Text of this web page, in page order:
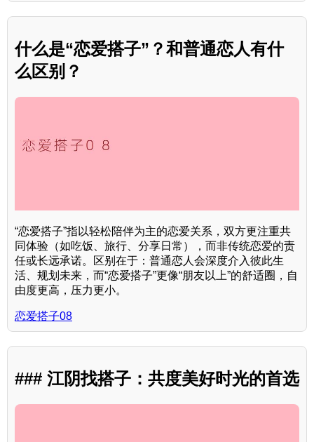
什么是“恋爱搭子”？和普通恋人有什
么区别？
“恋爱搭子”指以轻松陪伴为主的恋爱关系，双方更注重共
同体验（如吃饭、旅行、分享日常），而非传统恋爱的责
任或长远承诺。区别在于：普通恋人会深度介入彼此生
活、规划未来，而“恋爱搭子”更像“朋友以上”的舒适圈，自
由度更高，压力更小。
恋爱搭子08
### 江阴找搭子：共度美好时光的首选